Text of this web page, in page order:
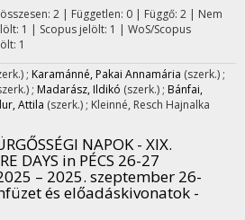
2| Független: 0 | Függő: 2 | Nem
1 | Scopus jelölt: 1 | WoS/Scopus
1
; Karamánné, Pakai Annamária (szerk.) ;
; Madarász, Ildikó (szerk.) ; Bánfai,
Attila (szerk.) ; Kleinné, Resch Hajnalka
NAPOK - XIX.
DAYS in PÉCS 26-27
– 2025. szeptember 26-
és előadáskivonatok -